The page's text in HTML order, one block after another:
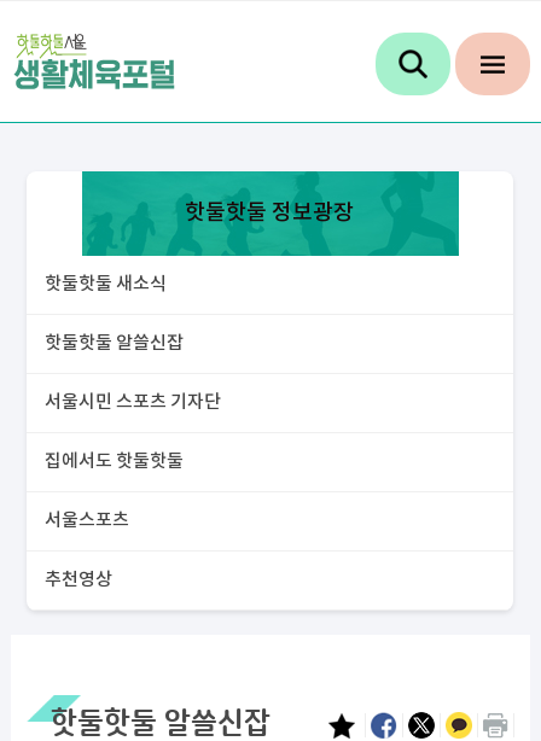
핫둘핫둘 정보광장
핫둘핫둘 새소식
핫둘핫둘 알쓸신잡
서울시민 스포츠 기자단
집에서도 핫둘핫둘
서울스포츠
추천영상
핫둘핫둘 알쓸신잡